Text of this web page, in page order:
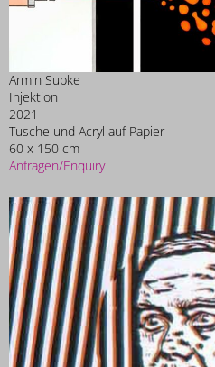
Armin Subke
Injektion
2021
Tusche und Acryl auf Papier
60 x 150 cm
Anfragen/Enquiry